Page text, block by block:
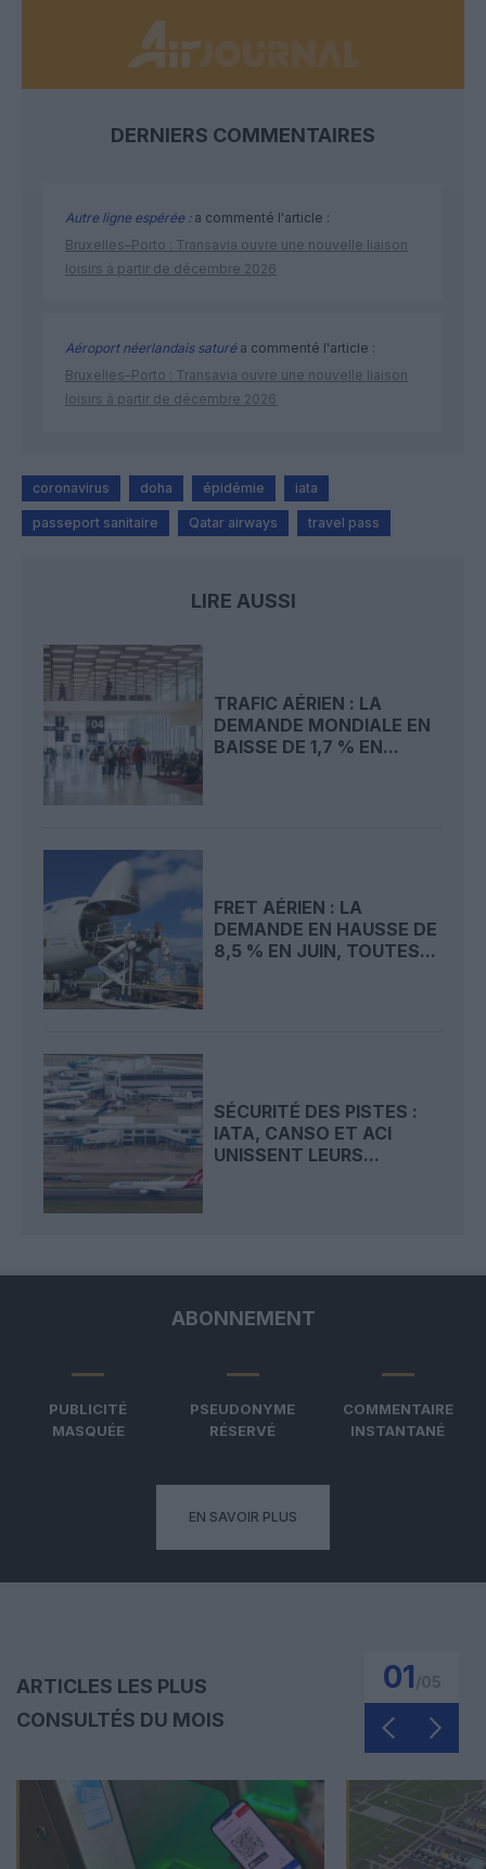
DERNIERS COMMENTAIRES
Autre ligne espérée :a commenté l'article :
Bruxelles–Porto : Transavia ouvre une nouvelle liaison
loisirs à partir de décembre 2026
Aéroport néerlandais saturéa commenté l'article :
Bruxelles–Porto : Transavia ouvre une nouvelle liaison
loisirs à partir de décembre 2026
coronavirus doha épidémie iata
passeport sanitaire Qatar airways travel pass
LIRE AUSSI
TRAFIC AÉRIEN : LA
DEMANDE MONDIALE EN
BAISSE DE 1,7 % EN...
FRET AÉRIEN : LA
DEMANDE EN HAUSSE DE
8,5 % EN JUIN, TOUTES...
SÉCURITÉ DES PISTES :
IATA, CANSO ET ACI
UNISSENT LEURS...
ABONNEMENT
PUBLICITÉ
MASQUÉE
PSEUDONYME
RÉSERVÉ
COMMENTAIRE
INSTANTANÉ
EN SAVOIR PLUS
ARTICLES LES PLUS
CONSULTÉS DU MOIS
01